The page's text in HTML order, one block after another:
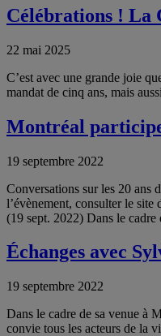
Célébrations ! La
22 mai 2025
C’est avec une grande joie
mandat de cinq ans, mais
Montréal
19 septembre 2022
Conversations sur les 20 ans
l’évènement, consulter le
(19 sept. 2022) Dans le
Échanges avec
19 septembre 2022
Dans le cadre de sa venue à
convie tous les acteurs de la